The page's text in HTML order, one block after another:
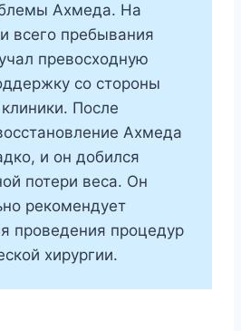
Ахмеда. На
всего пребывания
превосходную
со стороны
После
Ахмеда
и он добился
потери веса. Он
рекомендует
проведения процедур
хирургии.